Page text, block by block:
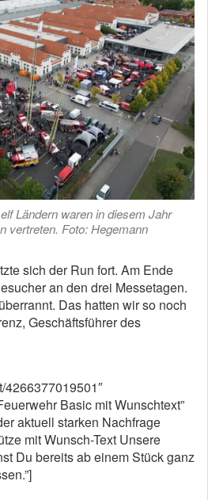
Ländern waren in diesem Jahr
vertreten. Foto: Hegemann
sich der Run fort. Am Ende
an den drei Messetagen.
Das hatten wir so noch
Geschäftsführer des
4266377019501″
Basic mit Wunschtext”
aktuell starken Nachfrage
mit Wunsch-Text Unsere
Du bereits ab einem Stück ganz